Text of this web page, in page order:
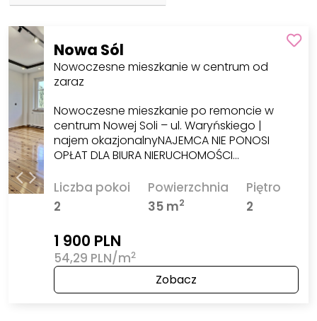
Nowa Sól
Nowoczesne mieszkanie w centrum od
zaraz
Nowoczesne mieszkanie po remoncie w
centrum Nowej Soli – ul. Waryńskiego |
najem okazjonalnyNAJEMCA NIE PONOSI
OPŁAT DLA BIURA NIERUCHOMOŚCI…
Liczba pokoi
2
Powierzchnia
35 m2
Piętro
2
1 900 PLN
54,29 PLN/m2
Zobacz